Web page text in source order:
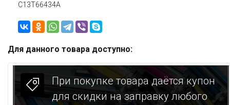
C13T66434A
Для данного товара доступно:
При покупке товара даётся купон
для скидки на заправку любого